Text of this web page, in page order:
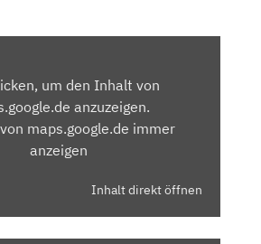
um den Inhalt von
anzuzeigen.
maps.google.de immer
anzeigen
Inhalt direkt öffnen